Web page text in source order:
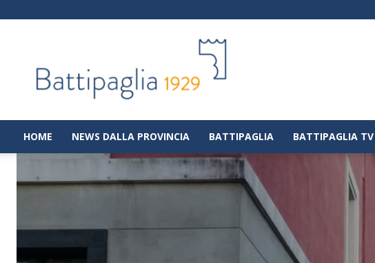
|
Notizie
dalla
città
di
HOME NEWS DALLA PROVINCIA BATTIPAGLIA BATTIPAGLIA TV